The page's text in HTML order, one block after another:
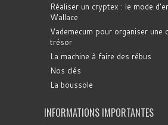
Réaliser un cryptex : le mode
Wallace
Vademecum pour organiser une
trésor
La machine à faire des rébus
Nos clés
La boussole
INFORMATIONS IMPORTANTES